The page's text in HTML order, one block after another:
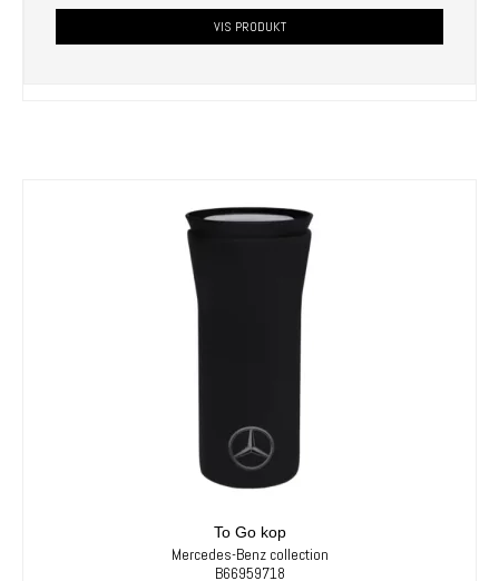
VIS PRODUKT
To Go kop
Mercedes-Benz collection
B66959718